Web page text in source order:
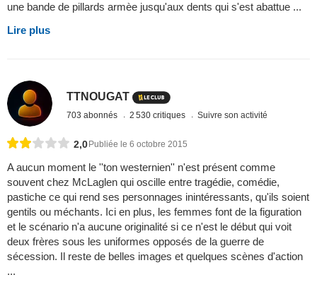
une bande de pillards armèe jusqu'aux dents qui s'est abattue ...
Lire plus
TTNOUGAT
703 abonnés 2 530 critiques Suivre son activité
2,0Publiée le 6 octobre 2015
A aucun moment le ''ton westernien'' n'est présent comme
souvent chez McLaglen qui oscille entre tragédie, comédie,
pastiche ce qui rend ses personnages inintéressants, qu'ils soient
gentils ou méchants. Ici en plus, les femmes font de la figuration
et le scénario n'a aucune originalité si ce n'est le début qui voit
deux frères sous les uniformes opposés de la guerre de
sécession. Il reste de belles images et quelques scènes d'action
...